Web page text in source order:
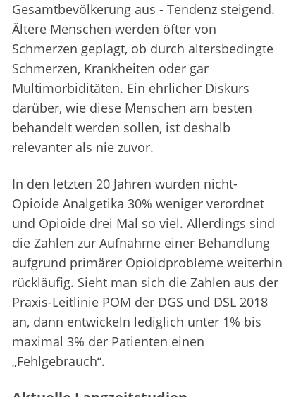
Gesamtbevölkerung aus - Tendenz steigend.
Ältere Menschen werden öfter von
Schmerzen geplagt, ob durch altersbedingte
Schmerzen, Krankheiten oder gar
Multimorbiditäten. Ein ehrlicher Diskurs
darüber, wie diese Menschen am besten
behandelt werden sollen, ist deshalb
relevanter als nie zuvor.
In den letzten 20 Jahren wurden nicht-
Opioide Analgetika 30% weniger verordnet
und Opioide drei Mal so viel. Allerdings sind
die Zahlen zur Aufnahme einer Behandlung
aufgrund primärer Opioidprobleme weiterhin
rückläufig. Sieht man sich die Zahlen aus der
Praxis-Leitlinie POM der DGS und DSL 2018
an, dann entwickeln lediglich unter 1% bis
maximal 3% der Patienten einen
„Fehlgebrauch“.